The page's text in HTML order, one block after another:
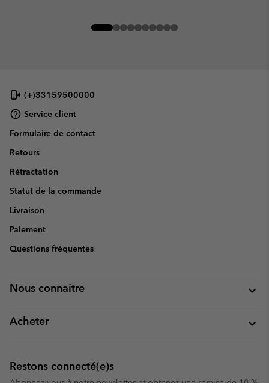
(+)33159500000
Service client
Formulaire de contact
Retours
Rétractation
Statut de la commande
Livraison
Paiement
Questions fréquentes
Nous connaitre
Acheter
Restons connecté(e)s